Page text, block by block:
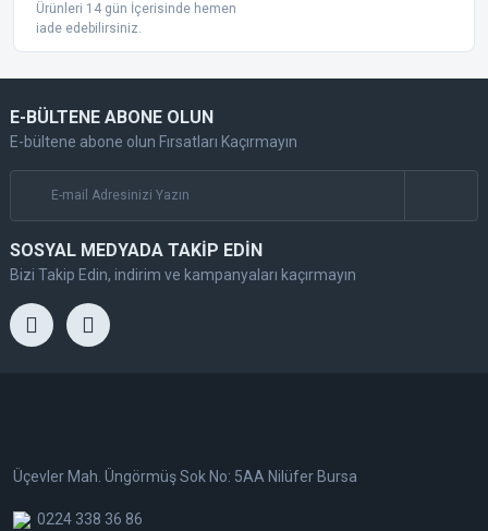
Ürünleri 14 gün İçerisinde hemen
iade edebilirsiniz.
E-BÜLTENE ABONE OLUN
E-bültene abone olun Fırsatları Kaçırmayın
SOSYAL MEDYADA TAKİP EDİN
Bizi Takip Edin, indirim ve kampanyaları kaçırmayın
Üçevler Mah. Üngörmüş Sok No: 5AA Nilüfer Bursa
0224 338 36 86